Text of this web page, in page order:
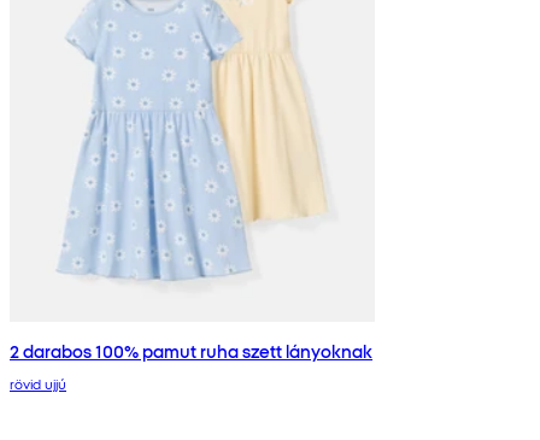
2 darabos 100% pamut ruha szett lányoknak
rövid ujjú